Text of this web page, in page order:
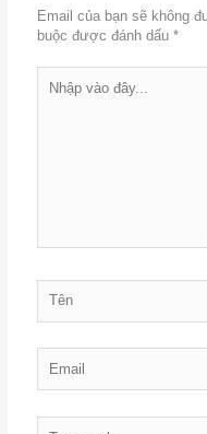
Email của bạn sẽ không
buộc được đánh dấu*
vào